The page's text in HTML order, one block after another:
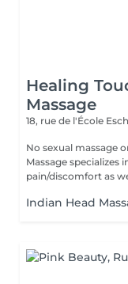
Healing
Massage
18, rue de l'École
No sexual massage only
Massage specializes
pain/discomfort as
Indian Head